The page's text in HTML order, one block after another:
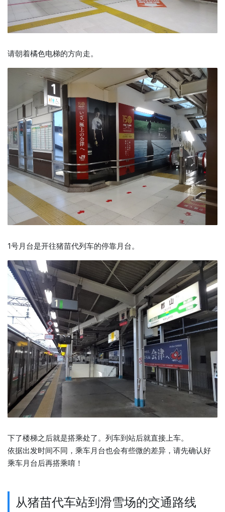
请朝着橘色电梯的方向走。
1号月台是开往猪苗代列车的停靠月台。
下了楼梯之后就是搭乘处了。列车到站后就直接上车。
依据出发时间不同，乘车月台也会有些微的差异，请先确认好
乘车月台后再搭乘唷！
从猪苗代车站到滑雪场的交通路线